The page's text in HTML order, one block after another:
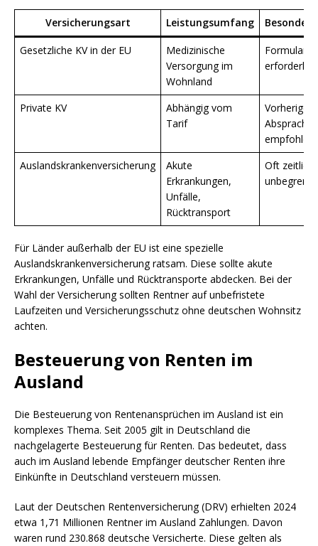
Versicherungsart Leistungsumfang
Gesetzliche KV in der EU
Medizinische
Versorgung im
Wohnland
Formular
erforderlich
Private KV
Abhängig vom
Tarif
Vorherige
Absprache
empfohlen
Auslandskrankenversicherung
Akute
Erkrankungen,
Unfälle,
Rücktransport
Oft zeitlich
unbegrenzt
Für Länder außerhalb der EU ist eine spezielle
Auslandskrankenversicherung ratsam. Diese sollte akute
Erkrankungen, Unfälle und Rücktransporte abdecken. Bei der
Wahl der Versicherung sollten Rentner auf unbefristete
Laufzeiten und Versicherungsschutz ohne deutschen Wohnsitz
achten.
Besteuerung von Renten im
Ausland
Die Besteuerung von Rentenansprüchen im Ausland ist ein
komplexes Thema. Seit 2005 gilt in Deutschland die
nachgelagerte Besteuerung für Renten. Das bedeutet, dass
auch im Ausland lebende Empfänger deutscher Renten ihre
Einkünfte in Deutschland versteuern müssen.
Laut der Deutschen Rentenversicherung (DRV) erhielten 2024
etwa 1,71 Millionen Rentner im Ausland Zahlungen. Davon
waren rund 230.868 deutsche Versicherte. Diese gelten als